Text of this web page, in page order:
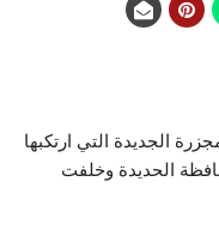
الجديدة التي ارتكبها
الحديدة وخلفت